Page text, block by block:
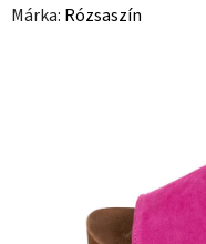
termék
Márka: Rózsaszín